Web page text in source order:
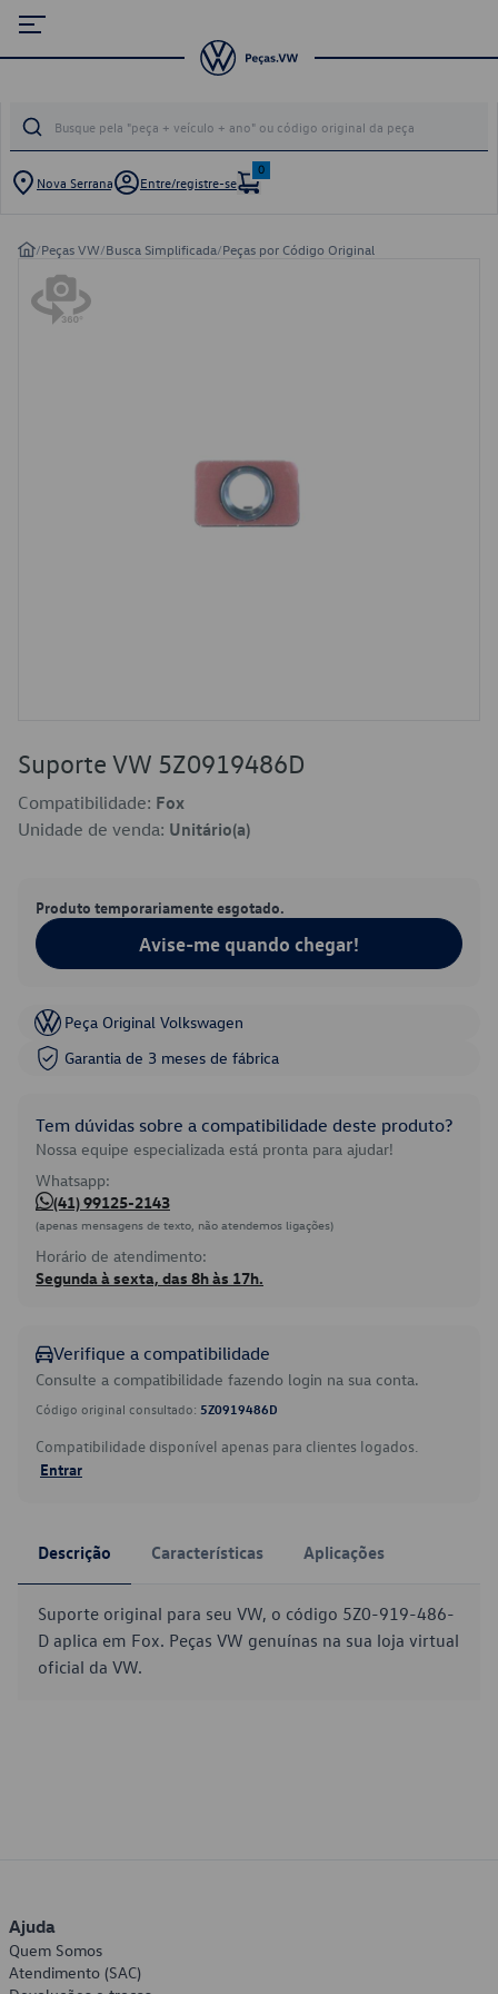
Nova Serrana Entre/registre-se
0
/Peças VW/Busca Simplificada/Peças por Código Original
Suporte VW 5Z0919486D
Compatibilidade: Fox
Unidade de venda: Unitário(a)
Produto temporariamente esgotado.
Avise-me quando chegar!
Peça Original Volkswagen
Garantia de 3 meses de fábrica
Tem dúvidas sobre a compatibilidade deste produto?
Nossa equipe especializada está pronta para ajudar!
Whatsapp:
(41) 99125-2143
(apenas mensagens de texto, não atendemos ligações)
Horário de atendimento:
Segunda à sexta, das 8h às 17h.
Verifique a compatibilidade
Consulte a compatibilidade fazendo login na sua conta.
Código original consultado: 5Z0919486D
Compatibilidade disponível apenas para clientes logados.
Entrar
Descrição Características Aplicações
Suporte original para seu VW, o código 5Z0-919-486-
D aplica em Fox. Peças VW genuínas na sua loja virtual
oficial da VW.
Ajuda
Quem Somos
Atendimento (SAC)